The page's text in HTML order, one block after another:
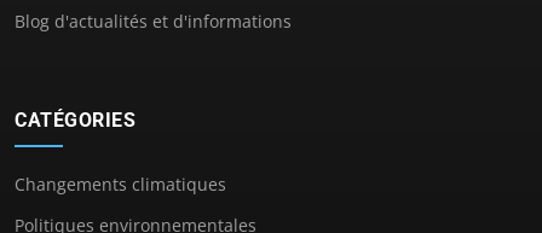
Blog d'actualités et d'informations
CATÉGORIES
Changements climatiques
Politiques environnementales